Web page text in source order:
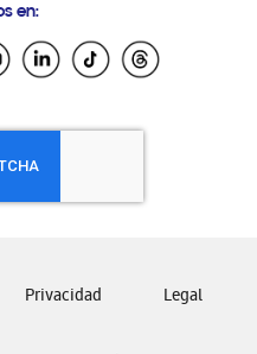
Salvador
en:
Privacidad Legal